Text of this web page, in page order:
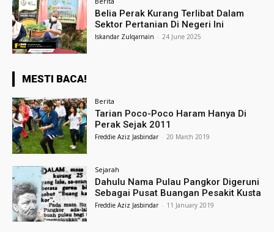
Belia Perak Kurang Terlibat Dalam
Sektor Pertanian Di Negeri Ini
Iskandar Zulqarnain - 24 June 2025
MESTI BACA!
Berita
Tarian Poco-Poco Haram Hanya Di
Perak Sejak 2011
Freddie Aziz Jasbindar - 20 March 2019
Sejarah
Dahulu Nama Pulau Pangkor Digeruni
Sebagai Pusat Buangan Pesakit Kusta
Freddie Aziz Jasbindar - 11 January 2019